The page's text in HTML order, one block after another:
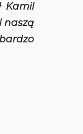
Kamil
naszą